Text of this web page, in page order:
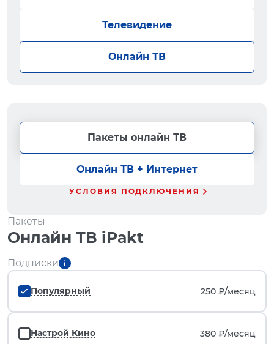
Телевидение
Онлайн ТВ
Пакеты онлайн ТВ
Онлайн ТВ + Интернет
УСЛОВИЯ ПОДКЛЮЧЕНИЯ
Пакеты
Онлайн ТВ iPakt
Подписки
Популярный 250 ₽/месяц
Настрой Кино 380 ₽/месяц